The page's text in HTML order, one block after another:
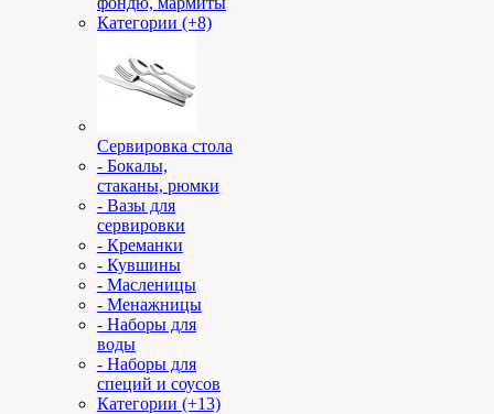
Категории (+8)
Сервировка стола
- Бокалы,
стаканы, рюмки
- Вазы для
сервировки
- Креманки
- Кувшины
- Масленицы
- Менажницы
- Наборы для
воды
- Наборы для
специй и соусов
Категории (+13)